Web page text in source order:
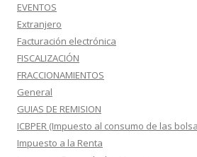
EVENTOS
Extranjero
Facturación electrónica
FISCALIZACIÓN
FRACCIONAMIENTOS
General
GUIAS DE REMISION
ICBPER (Impuesto al consumo de las
Impuesto a la Renta